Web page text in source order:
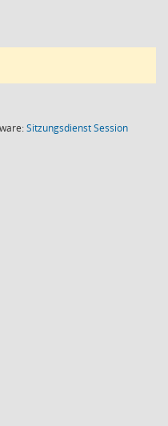
SitzungsdienstSession(Wird in